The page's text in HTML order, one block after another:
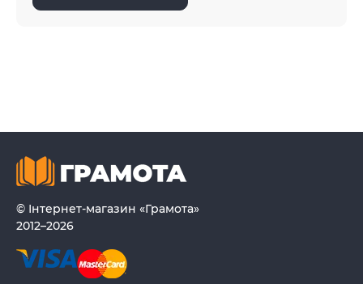
© Інтернет-магазин «Грамота»
2012–2026